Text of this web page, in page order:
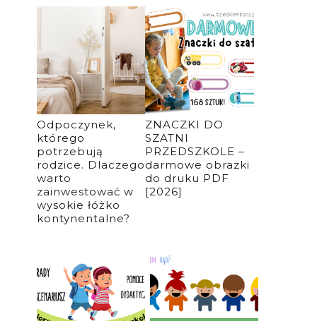
Odpoczynek,
którego
potrzebują
rodzice. Dlaczego
warto
zainwestować w
wysokie łóżko
kontynentalne?
ZNACZKI DO
SZATNI
PRZEDSZKOLE –
darmowe obrazki
do druku PDF
[2026]